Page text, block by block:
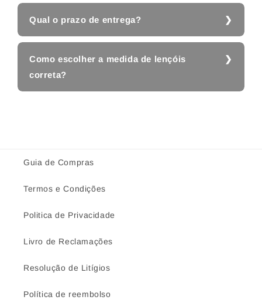
Qual o prazo de entrega?
Como escolher a medida de lençóis
correta?
Guia de Compras
Termos e Condições
Politica de Privacidade
Livro de Reclamações
Resolução de Litígios
Política de reembolso